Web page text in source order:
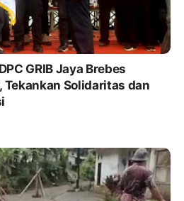
GRIB Jaya Brebes
Tekankan Solidaritas dan